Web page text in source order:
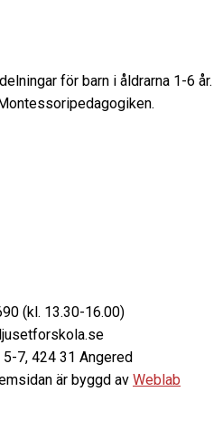
för barn i åldrarna 1-6 år.
(kl. 13.30-16.00)
7, 424 31 Angered
är byggd av Weblab